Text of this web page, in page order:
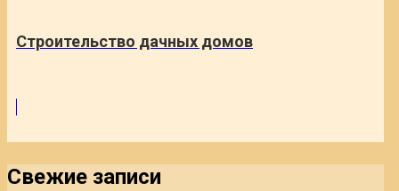
Cтроительство дачных домов
Свежие записи